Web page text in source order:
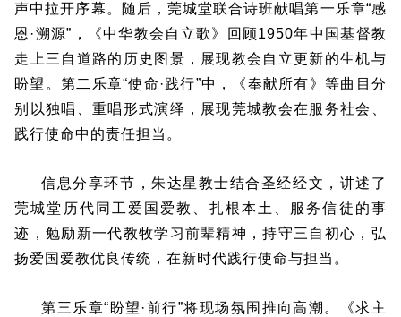
声中拉开序幕。随后，莞城堂联合诗班献唱第一乐章“感
恩·溯源”，《中华教会自立歌》回顾1950年中国基督教
走上三自道路的历史图景，展现教会自立更新的生机与
盼望。第二乐章“使命·践行”中，《奉献所有》等曲目分
别以独唱、重唱形式演绎，展现莞城教会在服务社会、
践行使命中的责任担当。
信息分享环节，朱达星教士结合圣经经文，讲述了
莞城堂历代同工爱国爱教、扎根本土、服务信徒的事
迹，勉励新一代教牧学习前辈精神，持守三自初心，弘
扬爱国爱教优良传统，在新时代践行使命与担当。
第三乐章“盼望·前行”将现场氛围推向高潮。《求主